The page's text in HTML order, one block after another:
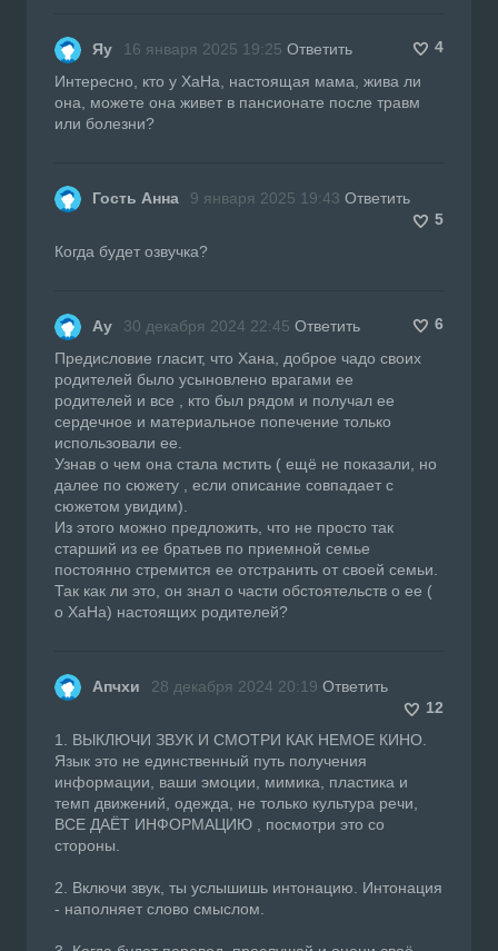
Яу 16 января 2025 19:25 Ответить
4
Интересно, кто у ХаНа, настоящая мама, жива ли
она, можете она живет в пансионате после травм
или болезни?
Гость Анна 9 января 2025 19:43 Ответить
5
Когда будет озвучка?
Ау 30 декабря 2024 22:45 Ответить
6
Предисловие гласит, что Хана, доброе чадо своих
родителей было усыновлено врагами ее
родителей и все , кто был рядом и получал ее
сердечное и материальное попечение только
использовали ее.
Узнав о чем она стала мстить ( ещё не показали, но
далее по сюжету , если описание совпадает с
сюжетом увидим).
Из этого можно предложить, что не просто так
старший из ее братьев по приемной семье
постоянно стремится ее отстранить от своей семьи.
Так как ли это, он знал о части обстоятельств о ее (
о ХаНа) настоящих родителей?
Апчхи 28 декабря 2024 20:19 Ответить
12
1. ВЫКЛЮЧИ ЗВУК И СМОТРИ КАК НЕМОЕ КИНО.
Язык это не единственный путь получения
информации, ваши эмоции, мимика, пластика и
темп движений, одежда, не только культура речи,
ВСЕ ДАЁТ ИНФОРМАЦИЮ , посмотри это со
стороны.
2. Включи звук, ты услышишь интонацию. Интонация
- наполняет слово смыслом.